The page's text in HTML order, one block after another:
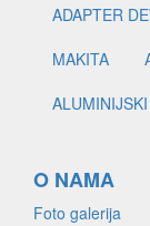
ADAPTER
MAKITA
O NAMA
Foto galerija